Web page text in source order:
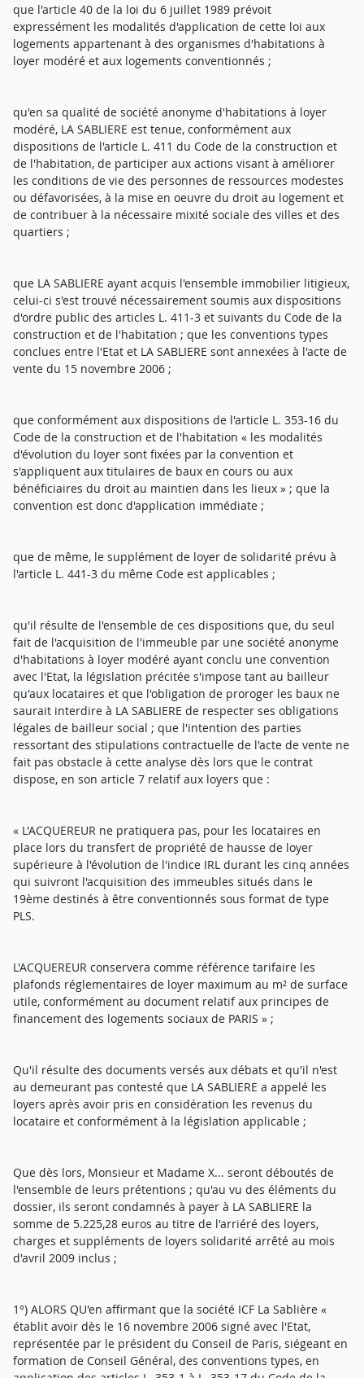
que l'article 40 de la loi du 6 juillet 1989 prévoit
expressément les modalités d'application de cette loi aux
logements appartenant à des organismes d'habitations à
loyer modéré et aux logements conventionnés ;
qu'en sa qualité de société anonyme d'habitations à loyer
modéré, LA SABLIERE est tenue, conformément aux
dispositions de l'article L. 411 du Code de la construction et
de l'habitation, de participer aux actions visant à améliorer
les conditions de vie des personnes de ressources modestes
ou défavorisées, à la mise en oeuvre du droit au logement et
de contribuer à la nécessaire mixité sociale des villes et des
quartiers ;
que LA SABLIERE ayant acquis l'ensemble immobilier litigieux,
celui-ci s'est trouvé nécessairement soumis aux dispositions
d'ordre public des articles L. 411-3 et suivants du Code de la
construction et de l'habitation ; que les conventions types
conclues entre l'Etat et LA SABLIERE sont annexées à l'acte de
vente du 15 novembre 2006 ;
que conformément aux dispositions de l'article L. 353-16 du
Code de la construction et de l'habitation « les modalités
d'évolution du loyer sont fixées par la convention et
s'appliquent aux titulaires de baux en cours ou aux
bénéficiaires du droit au maintien dans les lieux » ; que la
convention est donc d'application immédiate ;
que de même, le supplément de loyer de solidarité prévu à
l'article L. 441-3 du même Code est applicables ;
qu'il résulte de l'ensemble de ces dispositions que, du seul
fait de l'acquisition de l'immeuble par une société anonyme
d'habitations à loyer modéré ayant conclu une convention
avec l'Etat, la législation précitée s'impose tant au bailleur
qu'aux locataires et que l'obligation de proroger les baux ne
saurait interdire à LA SABLIERE de respecter ses obligations
légales de bailleur social ; que l'intention des parties
ressortant des stipulations contractuelle de l'acte de vente ne
fait pas obstacle à cette analyse dès lors que le contrat
dispose, en son article 7 relatif aux loyers que :
« L'ACQUEREUR ne pratiquera pas, pour les locataires en
place lors du transfert de propriété de hausse de loyer
supérieure à l'évolution de l'indice IRL durant les cinq années
qui suivront l'acquisition des immeubles situés dans le
19ème destinés à être conventionnés sous format de type
PLS.
L'ACQUEREUR conservera comme référence tarifaire les
plafonds réglementaires de loyer maximum au m² de surface
utile, conformément au document relatif aux principes de
financement des logements sociaux de PARIS » ;
Qu'il résulte des documents versés aux débats et qu'il n'est
au demeurant pas contesté que LA SABLIERE a appelé les
loyers après avoir pris en considération les revenus du
locataire et conformément à la législation applicable ;
Que dès lors, Monsieur et Madame X... seront déboutés de
l'ensemble de leurs prétentions ; qu'au vu des éléments du
dossier, ils seront condamnés à payer à LA SABLIERE la
somme de 5.225,28 euros au titre de l'arriéré des loyers,
charges et suppléments de loyers solidarité arrêté au mois
d'avril 2009 inclus ;
1°) ALORS QU'en affirmant que la société ICF La Sablière «
établit avoir dès le 16 novembre 2006 signé avec l'Etat,
représentée par le président du Conseil de Paris, siégeant en
formation de Conseil Général, des conventions types, en